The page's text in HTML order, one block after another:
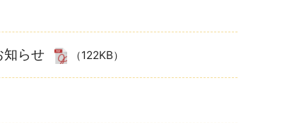
知らせ （122KB）